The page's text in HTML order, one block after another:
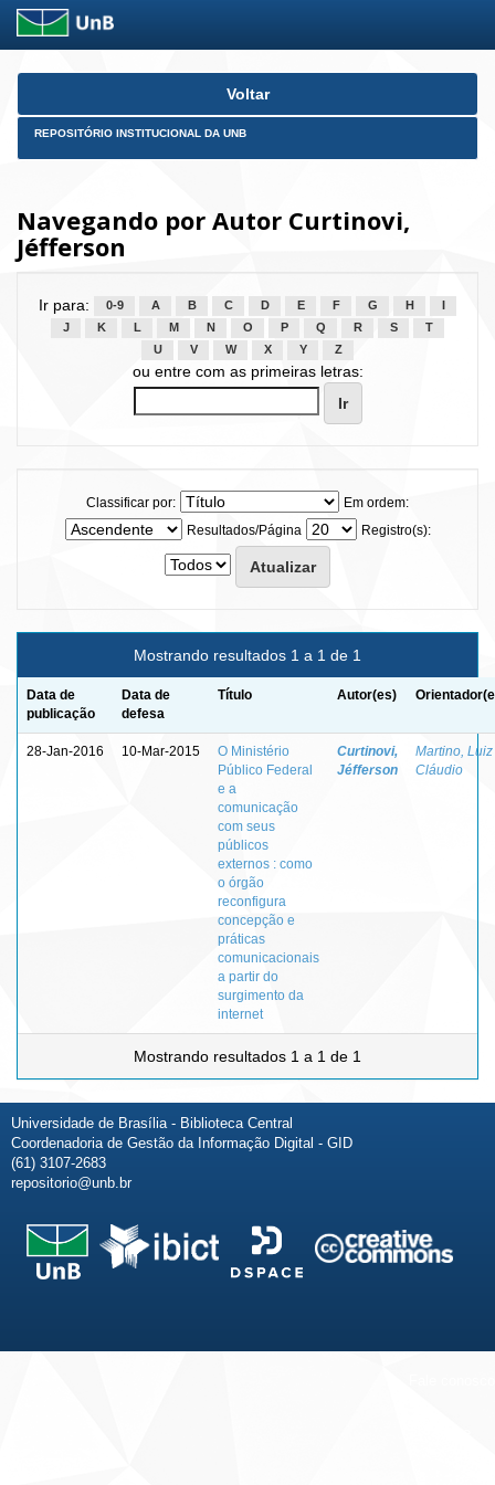
Skip
Voltar
REPOSITÓRIO INSTITUCIONAL DA UNB
Navegando por Autor Curtinovi,
Jéfferson
Ir para: 0-9 A B C D E F G H
J
K L M N O P Q R S
T
U
V W X Y Z
ou entre com as primeiras letras:
Classificar por:
Em ordem:
Resultados/Página
Registro(s):
Mostrando resultados 1 a 1 de 1
Data de
publicação
Data de
defesa
Título Autor(es)
28-Jan-2016 10-Mar-2015
O Ministério
Público Federal
e a
comunicação
com seus
públicos
externos : como
o órgão
reconfigura
concepção e
práticas
comunicacionais
a partir do
surgimento da
internet
Curtinovi,
Jéfferson
Martino, Luiz
Cláudio
Mostrando resultados 1 a 1 de 1
Universidade de Brasília - Biblioteca Central
Coordenadoria de Gestão da Informação Digital - GID
(61) 3107-2683
repositorio@unb.br